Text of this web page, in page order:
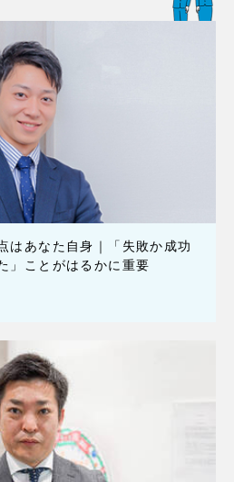
はあなた自身｜「失敗か成功
」ことがはるかに重要